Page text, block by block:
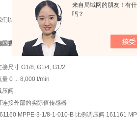
来自局域网的朋友！有
吗？
们以具有竞争优势的价格、原厂出货的品质、不同
国费斯托原装festo比例减压阀
接尺寸 G1/8, G1/4, G1/2
量 0 ... 8,000 l/min
压阀
连接外部的实际值传感器
MPPE-3-1/8-1-010-B 比例调压阀 161161